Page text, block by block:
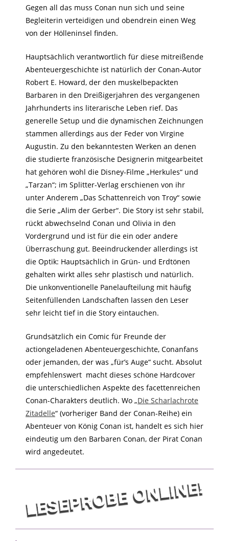
Gegen all das muss Conan nun sich und seine
Begleiterin verteidigen und obendrein einen Weg
von der Hölleninsel finden.
Hauptsächlich verantwortlich für diese mitreißende
Abenteuergeschichte ist natürlich der Conan-Autor
Robert E. Howard, der den muskelbepackten
Barbaren in den Dreißigerjahren des vergangenen
Jahrhunderts ins literarische Leben rief. Das
generelle Setup und die dynamischen Zeichnungen
stammen allerdings aus der Feder von Virgine
Augustin. Zu den bekanntesten Werken an denen
die studierte französische Designerin mitgearbeitet
hat gehören wohl die Disney-Filme „Herkules“ und
„Tarzan“; im Splitter-Verlag erschienen von ihr
unter Anderem „Das Schattenreich von Troy“ sowie
die Serie „Alim der Gerber“. Die Story ist sehr stabil,
rückt abwechselnd Conan und Olivia in den
Vordergrund und ist für die ein oder andere
Überraschung gut. Beeindruckender allerdings ist
die Optik: Hauptsächlich in Grün- und Erdtönen
gehalten wirkt alles sehr plastisch und natürlich.
Die unkonventionelle Panelaufteilung mit häufig
Seitenfüllenden Landschaften lassen den Leser
sehr leicht tief in die Story eintauchen.
Grundsätzlich ein Comic für Freunde der
actiongeladenen Abenteuergeschichte, Conanfans
oder jemanden, der was „für’s Auge“ sucht. Absolut
empfehlenswert macht dieses schöne Hardcover
die unterschiedlichen Aspekte des facettenreichen
Conan-Charakters deutlich. Wo „Die Scharlachrote
Zitadelle“ (vorheriger Band der Conan-Reihe) ein
Abenteuer von König Conan ist, handelt es sich hier
eindeutig um den Barbaren Conan, der Pirat Conan
wird angedeutet.